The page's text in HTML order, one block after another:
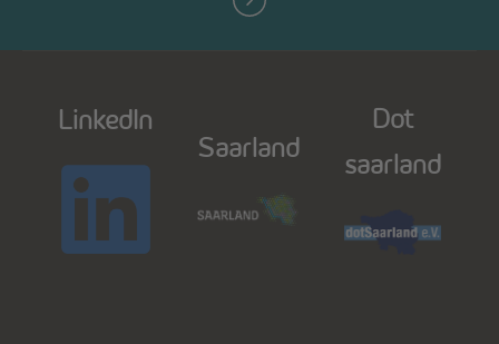
LinkedIn
Saarland
Dot
saarland